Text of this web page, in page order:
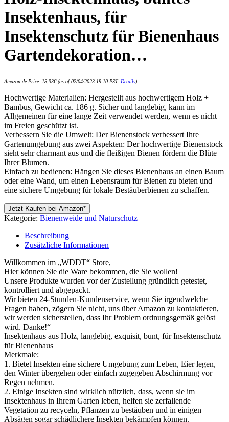
Insektenhaus, für
Insektenschutz für Bienenhaus
Gartendekoration…
Amazon.de Price: 18,33€(as of 02/04/2023 19:10 PST- Details)
Hochwertige Materialien: Hergestellt aus hochwertigem Holz +
Bambus, Gewicht ca. 186 g. Sicher und langlebig, kann im
Allgemeinen für eine lange Zeit verwendet werden, wenn es nicht
im Freien geschützt ist.
Verbessern Sie die Umwelt: Der Bienenstock verbessert Ihre
Gartenumgebung aus zwei Aspekten: Der hochwertige Bienenstock
sieht sehr charmant aus und die fleißigen Bienen fördern die Blüte
Ihrer Blumen.
Einfach zu bedienen: Hängen Sie dieses Bienenhaus an einen Baum
oder eine Wand, um einen Lebensraum für Bienen zu bieten und
eine sichere Umgebung für lokale Bestäuberbienen zu schaffen.
Jetzt Kaufen bei Amazon*
Kategorie: Bienenweide und Naturschutz
Beschreibung
Zusätzliche Informationen
Willkommen im „WDDT“ Store,
Hier können Sie die Ware bekommen, die Sie wollen!
Unsere Produkte wurden vor der Zustellung gründlich getestet,
kontrolliert und abgepackt.
Wir bieten 24-Stunden-Kundenservice, wenn Sie irgendwelche
Fragen haben, zögern Sie nicht, uns über Amazon zu kontaktieren,
wir werden sicherstellen, dass Ihr Problem ordnungsgemäß gelöst
wird. Danke!“
Insektenhaus aus Holz, langlebig, exquisit, bunt, für Insektenschutz
für Bienenhaus
Merkmale:
1. Bietet Insekten eine sichere Umgebung zum Leben, Eier legen,
den Winter übergehen oder einfach zugegeben Abschirmung vor
Regen nehmen.
2. Einige Insekten sind wirklich nützlich, dass, wenn sie im
Insektenhaus in Ihrem Garten leben, helfen sie zerfallende
Vegetation zu recyceln, Pflanzen zu bestäuben und in einigen
Absägen sogar schädlichere Insekten bekämpfen können.